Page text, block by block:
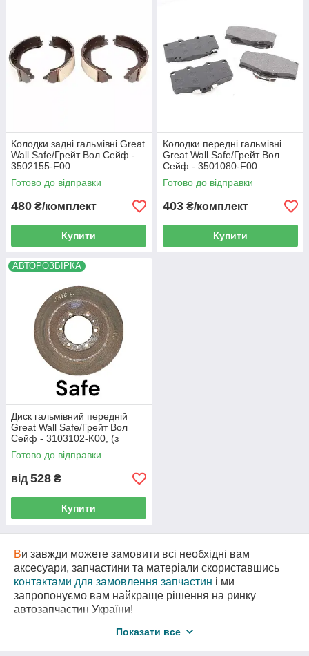
Колодки задні гальмівні Great
Wall Safe/Грейт Вол Сейф -
3502155-F00
Готово до відправки
480 ₴/комплект
Купити
Колодки передні гальмівні
Great Wall Safe/Грейт Вол
Сейф - 3501080-F00
Готово до відправки
403 ₴/комплект
Купити
АВТОРОЗБІРКА
Диск гальмівний передній
Great Wall Safe/Грейт Вол
Сейф - 3103102-K00, (з
розбірки)
Готово до відправки
від 528 ₴
Купити
Ви завжди можете замовити всі необхідні вам
аксесуари, запчастини та матеріали скориставшись
контактами для замовлення запчастин і ми
запропонуємо вам найкраще рішення на ринку
автозапчастин України!
за самими вигідними цінами!
Показати все